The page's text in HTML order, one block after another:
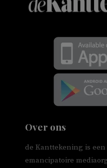
Over ons
de Kanttekening is
emancipatoire